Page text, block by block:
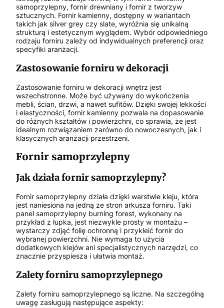
samoprzylepny, fornir drewniany i fornir z tworzyw
sztucznych. Fornir kamienny, dostępny w wariantach
takich jak silver grey czy slate, wyróżnia się unikalną
strukturą i estetycznym wyglądem. Wybór odpowiedniego
rodzaju forniru zależy od indywidualnych preferencji oraz
specyfiki aranżacji.
Zastosowanie forniru w dekoracji
Zastosowanie forniru w dekoracji wnętrz jest
wszechstronne. Może być używany do wykończenia
mebli, ścian, drzwi, a nawet sufitów. Dzięki swojej lekkości
i elastyczności, fornir kamienny pozwala na dopasowanie
do różnych kształtów i powierzchni, co sprawia, że jest
idealnym rozwiązaniem zarówno do nowoczesnych, jak i
klasycznych aranżacji przestrzeni.
Fornir samoprzylepny
Jak działa fornir samoprzylepny?
Fornir samoprzylepny działa dzięki warstwie kleju, która
jest naniesiona na jedną ze stron arkusza forniru. Taki
panel samoprzylepny burning forest, wykonany na
przykład z łupka, jest niezwykle prosty w montażu –
wystarczy zdjąć folię ochronną i przykleić fornir do
wybranej powierzchni. Nie wymaga to użycia
dodatkowych klejów ani specjalistycznych narzędzi, co
znacznie przyspiesza i ułatwia montaż.
Zalety forniru samoprzylepnego
Zalety forniru samoprzylepnego są liczne. Na szczególną
uwagę zasługują następujące aspekty: